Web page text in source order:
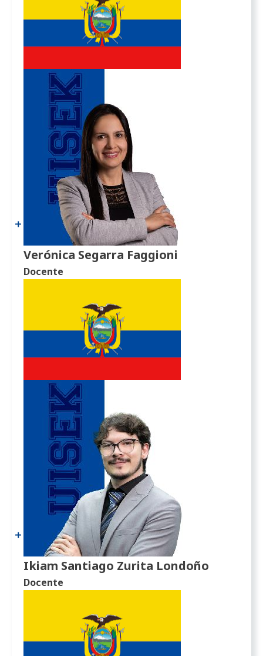
Verónica Segarra Faggioni
Docente
Ikiam Santiago Zurita Londoño
Docente